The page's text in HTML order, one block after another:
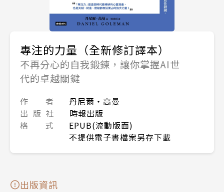
專注的力量（全新修訂譯本）
不再分心的自我鍛鍊，讓你掌握AI世
代的卓越關鍵
作 者
丹尼爾・高曼
出 版 社
時報出版
格 式
EPUB(流動版面)
不提供電子書檔案另存下載
出版資訊